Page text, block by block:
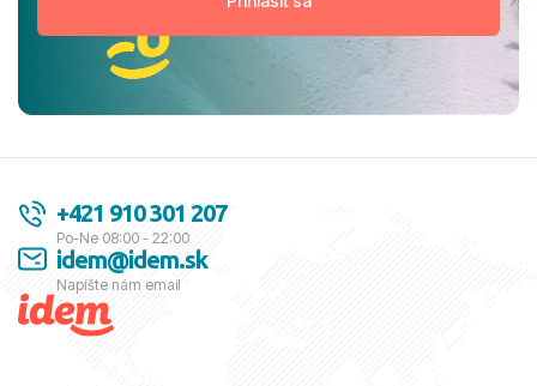
+421 910 301 207
Po-Ne 08:00 - 22:00
idem@idem.sk
Napíšte nám email